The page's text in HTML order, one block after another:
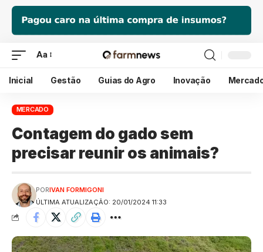
Aa
Inicial Gestão Guias do Agro Inovação
MERCADO
Contagem do gado sem
precisar reunir os animais?
ÚLTIMA ATUALIZAÇÃO: 20/01/2024 11:33
PORIVAN FORMIGONI